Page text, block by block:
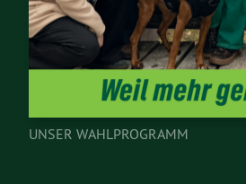
UNSER WAHLPROGRAMM